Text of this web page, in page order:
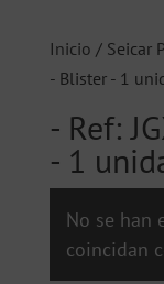
Inicio / Seicar
- Blister - 1
- Ref:
- 1
No se han
coincidan